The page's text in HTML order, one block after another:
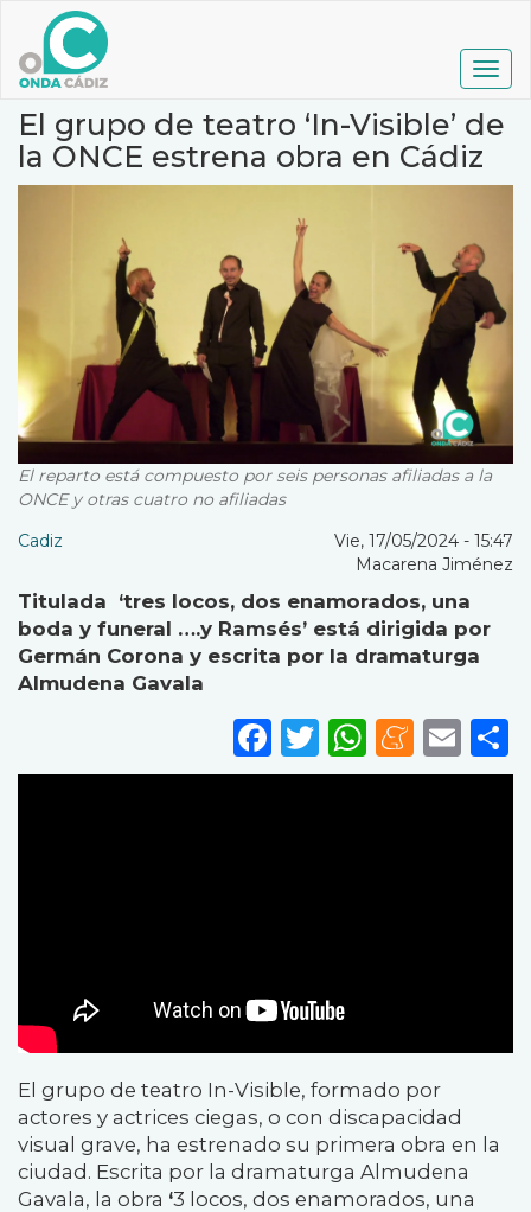
contenido
principal
El grupo de teatro ‘In-Visible’ de
la ONCE estrena obra en Cádiz
El reparto está compuesto por seis personas afiliadas a la
ONCE y otras cuatro no afiliadas
Cadiz
Vie, 17/05/2024 - 15:47
Macarena Jiménez
Titulada ‘tres locos, dos enamorados, una
boda y funeral ….y Ramsés’ está dirigida por
Germán Corona y escrita por la dramaturga
Almudena Gavala
Facebook
Twitter
El grupo de teatro In-Visible, formado por
actores y actrices ciegas, o con discapacidad
visual grave, ha estrenado su primera obra en la
ciudad. Escrita por la dramaturga Almudena
Gavala, la obra ‘3 locos, dos enamorados, una